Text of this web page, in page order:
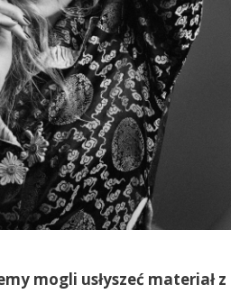
mogli usłyszeć materiał z